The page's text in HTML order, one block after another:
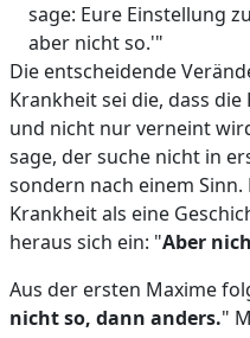
sage: Eure Einstellung
aber nicht so.'"
Die entscheidende
Krankheit sei die, dass
und nicht nur verneint
sage, der suche nicht in
sondern nach einem
Krankheit als eine
heraus sich ein: "Aber
Aus der ersten Maxime
nicht so, dann anders."